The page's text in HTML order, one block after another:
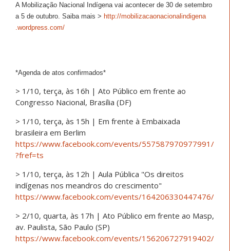
A Mobilização Nacional Indígena vai acontecer de 30 de setembro
a 5 de outubro. Saiba mais > http://mobilizacaonacionalindigena
.wordpress.com/
*Agenda de atos confirmados*
> 1/10, terça, às 16h | Ato Público em frente ao
Congresso Nacional, Brasília (DF)
> 1/10, terça, às 15h | Em frente à Embaixada
brasileira em Berlim
https://www.facebook.com/events/557587970977991/
?fref=ts
> 1/10, terça, às 12h | Aula Pública "Os direitos
indígenas nos meandros do crescimento"
https://www.facebook.com/events/164206330447476/
> 2/10, quarta, às 17h | Ato Público em frente ao Masp,
av. Paulista, São Paulo (SP)
https://www.facebook.com/events/156206727919402/